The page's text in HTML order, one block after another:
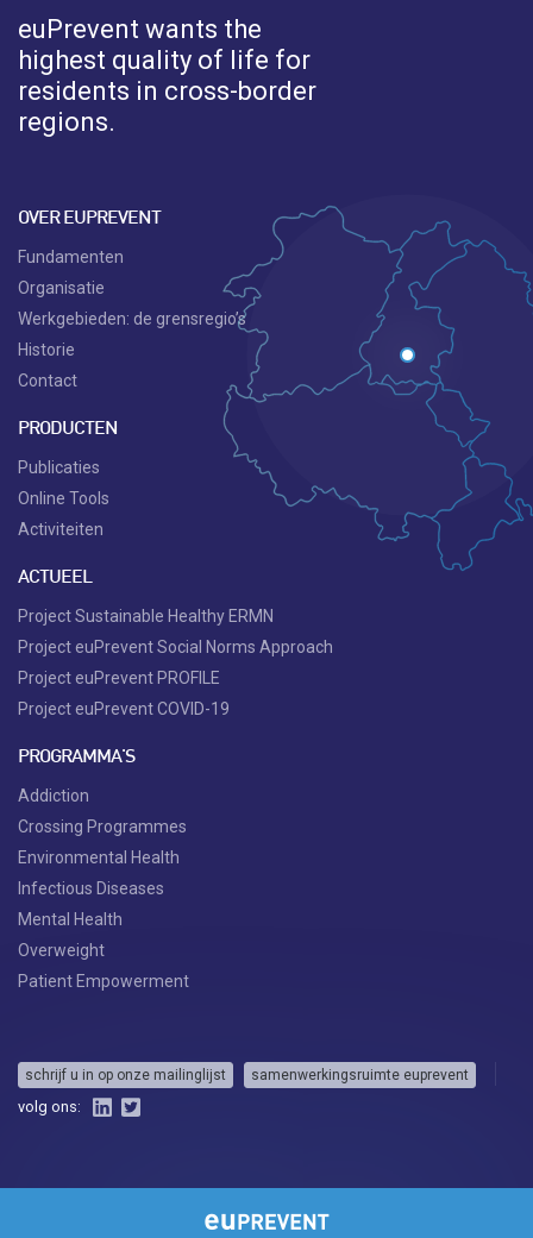
euPrevent wants the
highest quality of life for
residents in cross-border
regions.
OVER EUPREVENT
Fundamenten
Organisatie
Werkgebieden: de grensregio’s
Historie
Contact
PRODUCTEN
Publicaties
Online Tools
Activiteiten
ACTUEEL
Project Sustainable Healthy ERMN
Project euPrevent Social Norms Approach
Project euPrevent PROFILE
Project euPrevent COVID-19
PROGRAMMA'S
Addiction
Crossing Programmes
Environmental Health
Infectious Diseases
Mental Health
Overweight
Patient Empowerment
schrijf u in op onze mailinglijst samenwerkingsruimte euprevent
volg ons: